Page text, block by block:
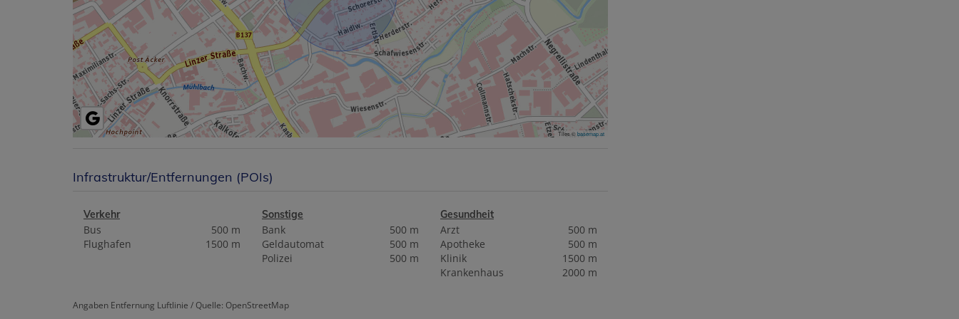
Tiles ©basemap.at
Infrastruktur/Entfernungen (POIs)
Verkehr
Bus
500 m
Flughafen
1500 m
Sonstige
Bank
500 m
Geldautomat
500 m
Polizei
500 m
Gesundheit
Arzt
500 m
Apotheke
500 m
Klinik
1500 m
Krankenhaus
2000 m
Angaben Entfernung Luftlinie / Quelle: OpenStreetMap